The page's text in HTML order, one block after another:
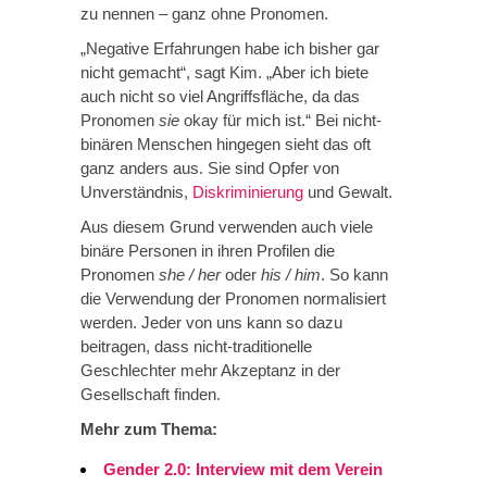
zu nennen – ganz ohne Pronomen.
„Negative Erfahrungen habe ich bisher gar
nicht gemacht“, sagt Kim. „Aber ich biete
auch nicht so viel Angriffsfläche, da das
Pronomen sie okay für mich ist.“ Bei nicht-
binären Menschen hingegen sieht das oft
ganz anders aus. Sie sind Opfer von
Unverständnis, Diskriminierung und Gewalt.
Aus diesem Grund verwenden auch viele
binäre Personen in ihren Profilen die
Pronomen she / heroder his / him. So kann
die Verwendung der Pronomen normalisiert
werden. Jeder von uns kann so dazu
beitragen, dass nicht-traditionelle
Geschlechter mehr Akzeptanz in der
Gesellschaft finden.
Mehr zum Thema:
Gender 2.0: Interview mit dem Verein